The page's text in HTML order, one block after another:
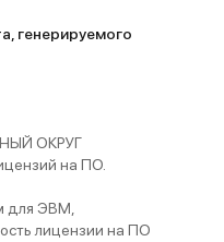
генерируемого
ОКРУГ
на ПО.
для ЭВМ,
лицензии на ПО